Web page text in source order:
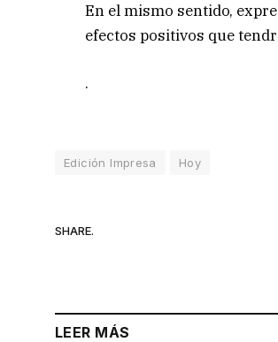
En el mismo sentido,
efectos positivos que
.
Edición Impresa Hoy
SHARE.
LEER MÁS